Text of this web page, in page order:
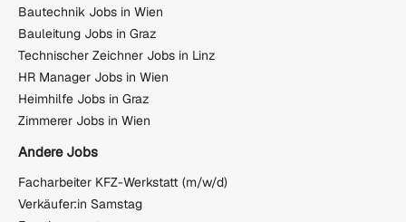
Bautechnik Jobs in Wien
Bauleitung Jobs in Graz
Technischer Zeichner Jobs in Linz
HR Manager Jobs in Wien
Heimhilfe Jobs in Graz
Zimmerer Jobs in Wien
Andere Jobs
Facharbeiter KFZ-Werkstatt (m/w/d)
Verkäufer:in Samstag